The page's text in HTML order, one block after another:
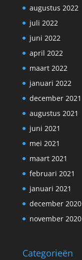
augustus 2022
juli 2022
juni 2022
april 2022
maart 2022
januari 2022
december 2021
augustus 2021
juni 2021
mei 2021
maart 2021
februari 2021
januari 2021
december 2020
november 2020
Categorieën